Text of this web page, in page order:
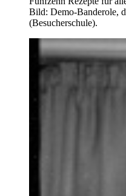
Bild: Demo-Banderole,
(Besucherschule).